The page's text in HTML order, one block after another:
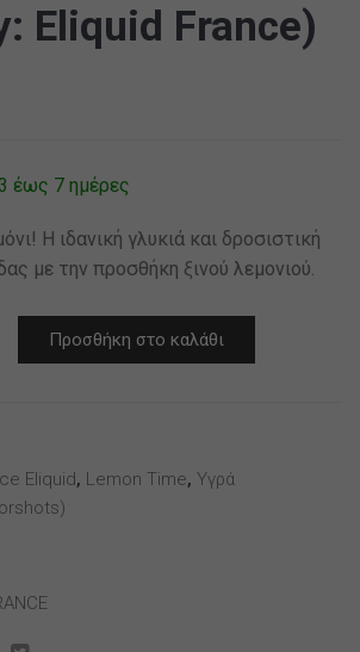
Eliquid France)
έως 7 ημέρες
Η ιδανική γλυκιά και δροσιστική
με την προσθήκη ξινού λεμονιού.
Προσθήκη στο καλάθι
Eliquid, Lemon Time, Υγρά